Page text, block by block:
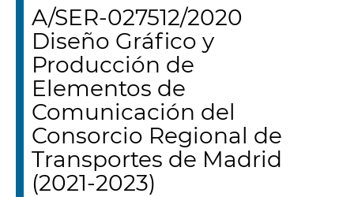
A/SER-027512/2020
Diseño Gráfico y
Producción de
Elementos de
Comunicación del
Consorcio Regional de
Transportes de Madrid
(2021-2023)